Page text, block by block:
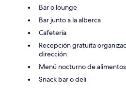
Bar o lounge
Bar junto a la alberca
Cafetería
Recepción gratuita
dirección
Menú nocturno de alimentos
Snack bar o deli